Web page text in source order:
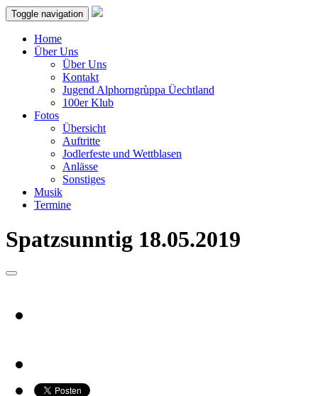
Toggle navigation
Home
Über Uns
Über Uns
Kontakt
Jugend Alphorngrùppa Üechtland
100er Klub
Fotos
Übersicht
Auftritte
Jodlerfeste und Wettblasen
Anlässe
Sonstiges
Musik
Termine
Spatzsunntig 18.05.2019